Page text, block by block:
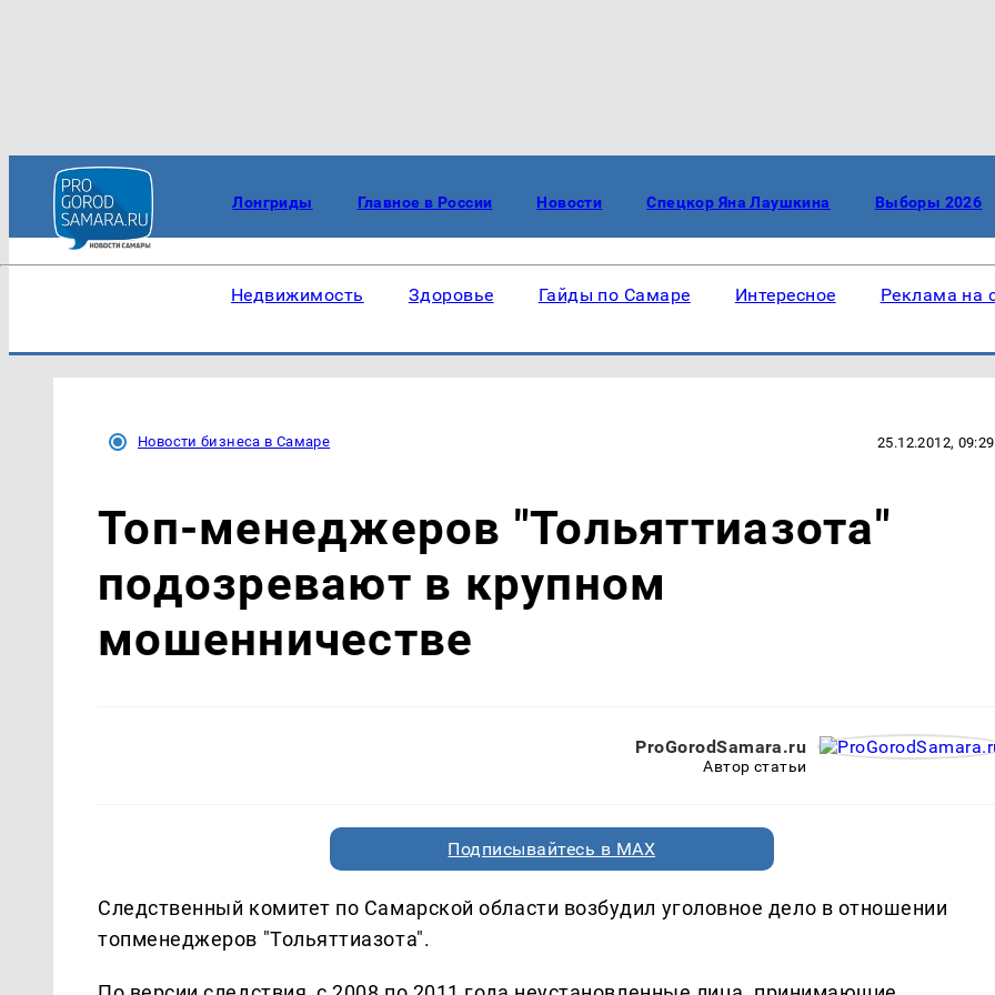
Лонгриды Главное в России Новости Спецкор Яна Лаушкина Выборы 2026
Недвижимость Здоровье Гайды по Самаре Интересное Реклама на
Новости бизнеса в Самаре 25.12.2012, 09:29
Топ-менеджеров "Тольяттиазота"
подозревают в крупном
мошенничестве
ProGorodSamara.ru
Автор статьи
Подписывайтесь в MAX
Следственный комитет по Самарской области возбудил уголовное дело в отношении
топменеджеров "Тольяттиазота".